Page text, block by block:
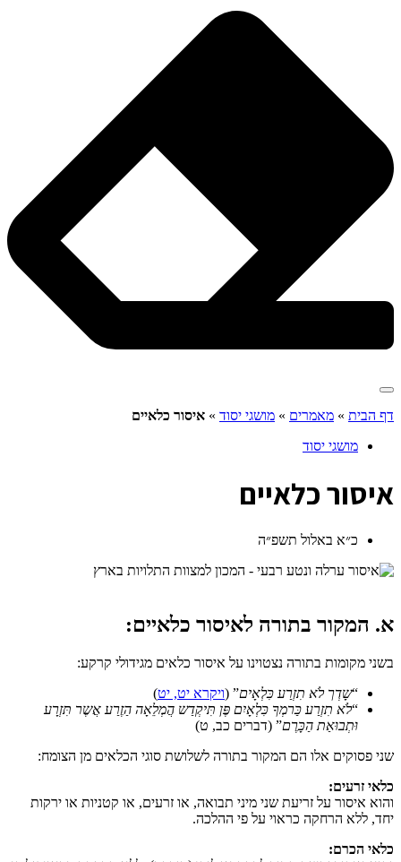
דף הבית » מאמרים » מושגי יסוד » איסור כלאיים
מושגי יסוד
איסור כלאיים
כ״א באלול תשפ״ה
א. המקור בתורה לאיסור כלאיים:
בשני מקומות בתורה נצטוינו על איסור כלאים מגידולי קרקע:
“שָדְך לֹא תִזְרַע כִּלְאָים” (ויקרא יט, יט)
“לֹא תִזְרַע כַּרמְךָ כִּלְאָיִם פֶּן תִּיקְדַש הֲמְלֵאָה הַזֶרַע אֲשֶר תִּזְרָע
וּתְבוּאַת הַכָּרֶם” (דברים כב, ט)
שני פסוקים אלו הם המקור בתורה לשלושת סוגי הכלאים מן הצומח:
כלאי זרעים:
והוא איסור על זריעת שני מיני תבואה, או זרעים, או קטניות או ירקות
יחד, ללא הרחקה כראוי על פי ההלכה.
כלאי הכרם: